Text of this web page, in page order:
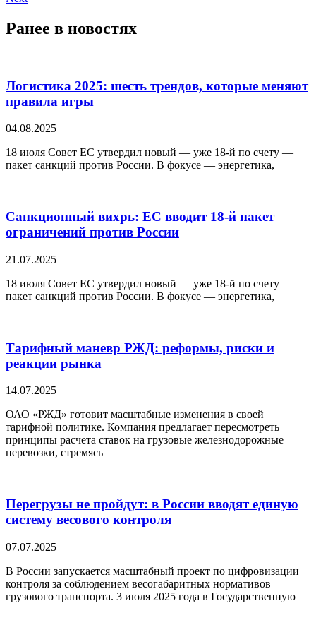
Ранее в новостях
Логистика 2025: шесть трендов, которые меняют
правила игры
04.08.2025
18 июля Совет ЕС утвердил новый — уже 18-й по счету —
пакет санкций против России. В фокусе — энергетика,
Санкционный вихрь: ЕС вводит 18-й пакет
ограничений против России
21.07.2025
18 июля Совет ЕС утвердил новый — уже 18-й по счету —
пакет санкций против России. В фокусе — энергетика,
Тарифный маневр РЖД: реформы, риски и
реакции рынка
14.07.2025
ОАО «РЖД» готовит масштабные изменения в своей
тарифной политике. Компания предлагает пересмотреть
принципы расчета ставок на грузовые железнодорожные
перевозки, стремясь
Перегрузы не пройдут: в России вводят единую
систему весового контроля
07.07.2025
В России запускается масштабный проект по цифровизации
контроля за соблюдением весогабаритных нормативов
грузового транспорта. 3 июля 2025 года в Государственную